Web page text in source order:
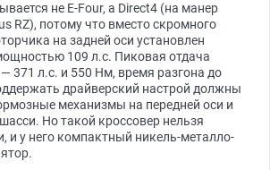
не E-Four, а Direct4 (на манер
RZ), потому что вместо скромного
на задней оси установлен
109 л.с. Пиковая отдача
371 л.с. и 550 Нм, время разгона до
драйверский настрой должны
механизмы на передней оси и
Но такой кроссовер нельзя
и у него компактный никель-металло-